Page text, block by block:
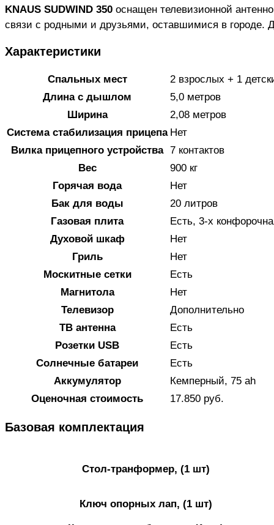
KNAUS SUDWIND 350 оснащен телевизионной
связи с родными и друзьями, оставшимися в
Характеристики
Спальных мест
2 взрослых + 1
Длина с дышлом
5,0 метров
Ширина
2,08 метров
Система стабилизация прицепа Нет
Вилка прицепного устройства 7 контактов
Вес
900 кг
Горячая вода
Нет
Бак для воды
20 литров
Газовая плита
Есть, 3-х
Духовой шкаф
Нет
Гриль
Нет
Москитные сетки
Есть
Магнитола
Нет
Телевизор
Дополнительно
ТВ антенна
Есть
Розетки USB
Есть
Солнечные батареи
Есть
Аккумулятор
Кемперный, 75 ah
Оценочная стоимость
17.850 руб.
Базовая комплектация
Стол-транформер, (1 шт)
Ключ опорных лап, (1 шт)